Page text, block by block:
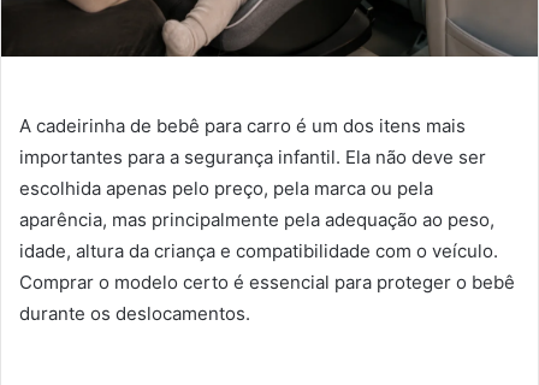
A cadeirinha de bebê para carro é um dos itens mais
importantes para a segurança infantil. Ela não deve ser
escolhida apenas pelo preço, pela marca ou pela
aparência, mas principalmente pela adequação ao peso,
idade, altura da criança e compatibilidade com o veículo.
Comprar o modelo certo é essencial para proteger o bebê
durante os deslocamentos.